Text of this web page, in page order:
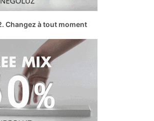
Changez à tout moment